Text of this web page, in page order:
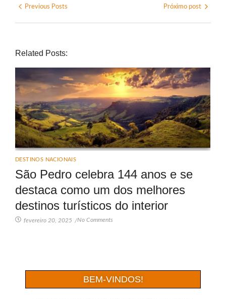
Previous Posts Próximo post
Related Posts:
DESTINOS NACIONAIS
São Pedro celebra 144 anos e se
destaca como um dos melhores
destinos turísticos do interior
fevereiro 20, 2025 /No Comments
BEM-VINDOS!